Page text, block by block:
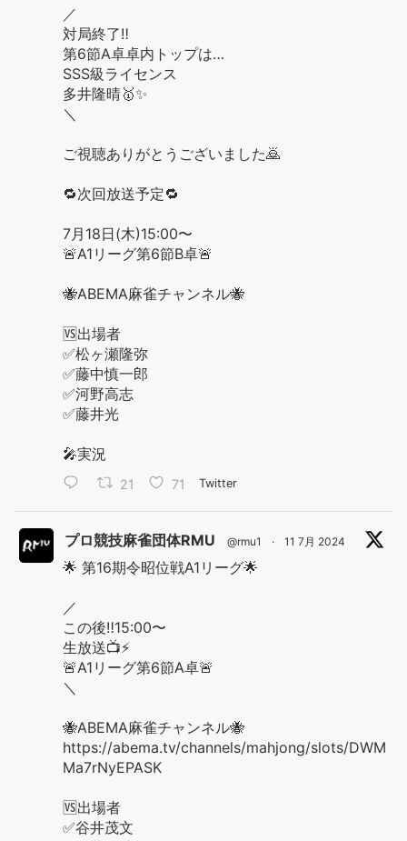
／
対局終了‼️
第6節A卓卓内トップは…
SSS級ライセンス
多井隆晴🥇✨
＼
ご視聴ありがとうございました🙇
🔁次回放送予定🔁
7月18日(木)15:00〜
🚨A1リーグ第6節B卓🚨
🐝ABEMA麻雀チャンネル🐝
🆚出場者
✅松ヶ瀬隆弥
✅藤中慎一郎
✅河野高志
✅藤井光
🎤実況
21 71 Twitter
プロ競技麻雀団体RMU @rmu1 · 11 7月 2024
🌟 第16期令昭位戦A1リーグ🌟
／
この後‼️15:00〜
生放送📺⚡️
🚨A1リーグ第6節A卓🚨
＼
🐝ABEMA麻雀チャンネル🐝
https://abema.tv/channels/mahjong/slots/DWM
Ma7rNyEPASK
🆚出場者
✅谷井茂文